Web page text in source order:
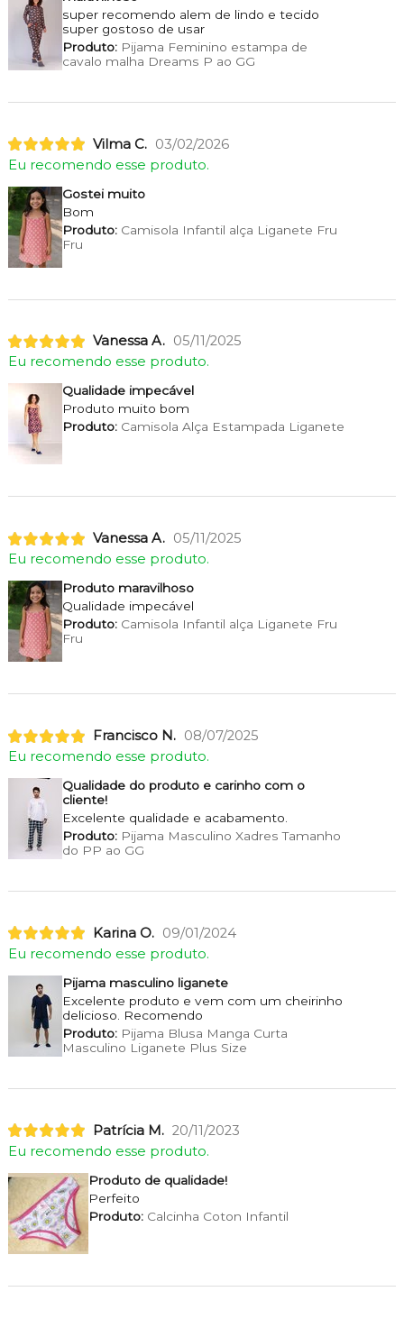
super recomendo alem de lindo e tecido
super gostoso de usar
Produto:Pijama Feminino estampa de
cavalo malha Dreams P ao GG
Vilma C. 03/02/2026
Eu recomendo esse produto.
Gostei muito
Bom
Produto:Camisola Infantil alça Liganete Fru
Fru
Vanessa A. 05/11/2025
Eu recomendo esse produto.
Qualidade impecável
Produto muito bom
Produto:Camisola Alça Estampada Liganete
Vanessa A. 05/11/2025
Eu recomendo esse produto.
Produto maravilhoso
Qualidade impecável
Produto:Camisola Infantil alça Liganete Fru
Fru
Francisco N. 08/07/2025
Eu recomendo esse produto.
Qualidade do produto e carinho com o
cliente!
Excelente qualidade e acabamento.
Produto:Pijama Masculino Xadres Tamanho
do PP ao GG
Karina O. 09/01/2024
Eu recomendo esse produto.
Pijama masculino liganete
Excelente produto e vem com um cheirinho
delicioso. Recomendo
Produto:Pijama Blusa Manga Curta
Masculino Liganete Plus Size
Patrícia M. 20/11/2023
Eu recomendo esse produto.
Produto de qualidade!
Perfeito
Produto:Calcinha Coton Infantil